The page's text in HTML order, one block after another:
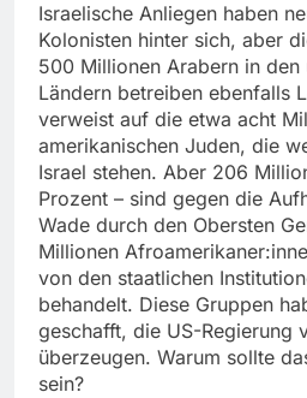
Israelische Anliegen haben
Kolonisten hinter sich, aber
500 Millionen Arabern in den
Ländern betreiben ebenfalls
verweist auf die etwa acht
amerikanischen Juden, die
Israel stehen. Aber 206
Prozent – sind gegen die
Wade durch den Obersten
Millionen
von den staatlichen
behandelt. Diese Gruppen
geschafft, die US-Regierung
überzeugen. Warum sollte
sein?